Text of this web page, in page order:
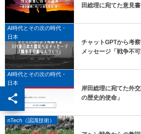
田総理に宛てた意見
AI時代とその次の時代・
日本
チャットGPTから考
メッセージ「戦争不
AI時代とその次の時代・
日本
岸田総理に宛てた外
の歴史的使命」
nTech（認識技術）